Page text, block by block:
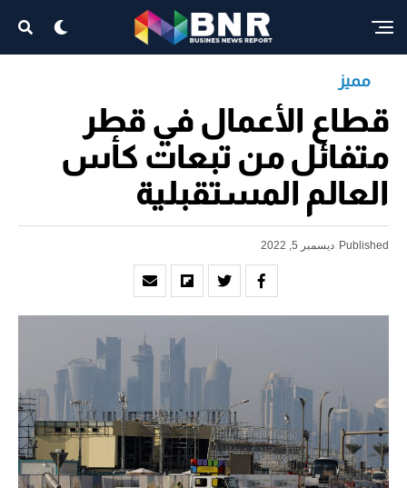
مميز
قطاع الأعمال في قطر
متفائل من تبعات كأس
العالم المستقبلية
Published ديسمبر 5, 2022